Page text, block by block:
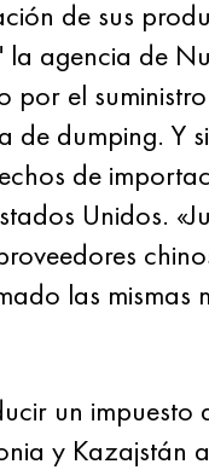
de sus
agencia de
el
de dumping. Y
de
Unidos.
las mismas
un impuesto
y Kazajstán